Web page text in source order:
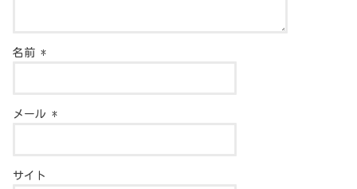
名前*
メール*
サイト